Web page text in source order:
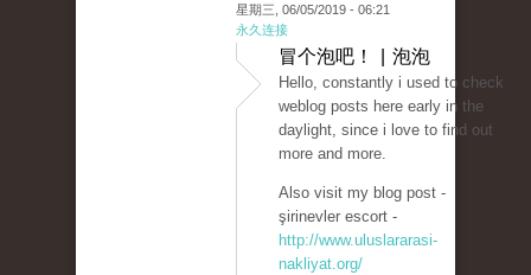
星期三, 06/05/2019 - 06:21
永久连接
冒个泡吧！ | 泡泡
Hello, constantly i used to check
weblog posts here early in the
daylight, since i love to find out
more and more.
Also visit my blog post -
şirinevler escort -
http://www.uluslararasi-
nakliyat.org/